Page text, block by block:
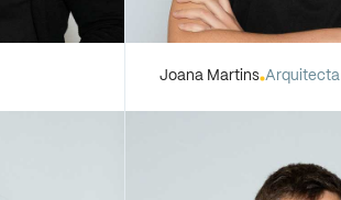
Joana Martins Arquitecta